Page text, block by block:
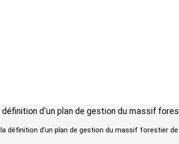
d'un plan de gestion du massif
définition d’un plan de gestion du massif forestier